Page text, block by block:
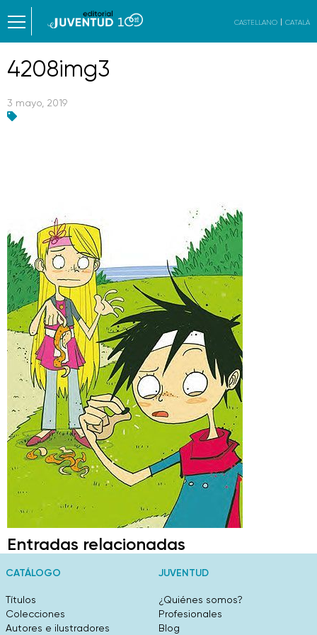
CASTELLANO CATALÀ
4208img3
3 mayo, 2019
Entradas relacionadas
CATÁLOGO
Títulos
Colecciones
Autores e ilustradores
JUVENTUD
¿Quiénes somos?
Profesionales
Blog